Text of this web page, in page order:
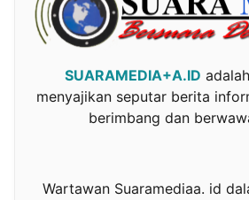
SUARAMEDIA+A.ID
menyajikan seputar berita
berimbang dan
Wartawan Suaramediaa. id